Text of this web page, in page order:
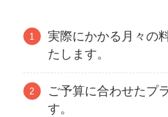
実際にかかる月々の
たします。
ご予算に合わせたプ
す。